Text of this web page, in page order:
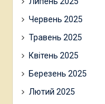
Червень 2025
Травень 2025
Квітень 2025
Березень 2025
Лютий 2025